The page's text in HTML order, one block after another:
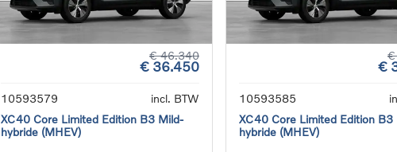
€ 46.340
€ 36.450
10593579
incl. BTW
XC40 Core Limited Edition B3 Mild-
hybride (MHEV)
€
€
10593585
XC40 Core Limited Edition B3
hybride (MHEV)